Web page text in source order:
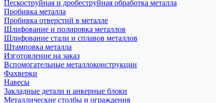
Пескоструйная и дробеструйная обработка металла
Пробивка металла
Пробивка отверстий в металле
Шлифование и полировка металлов
Шлифование стали и сплавов металлов
Штамповка металла
Изготовление на заказ
Вспомогательные металлоконструкции
Фахверки
Навесы
Закладные детали и анкерные блоки
Металлические столбы и ограждения